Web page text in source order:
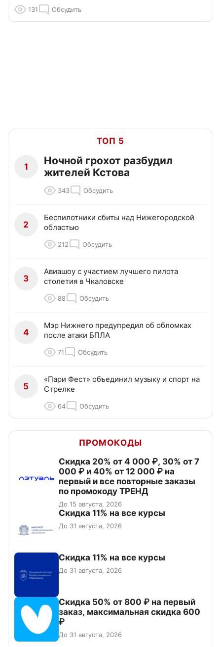
131 Обсудить
ТОП 5
1
Ночной грохот разбудил
жителей Кстова
343 Обсудить
2
Беспилотники сбиты над Нижегородской
областью
212 Обсудить
3
Авиашоу с участием лучшего пилота
столетия в Чкаловске
88 Обсудить
4
Мэр Нижнего предупредил об обломках
после атаки БПЛА
71 Обсудить
5
«Пари Фест» объединил музыку и спорт на
Стрелке
64 Обсудить
ПРОМОКОДЫ
Скидка 20% от 4 000 ₽, 30% от 7
000 ₽ и 40% от 12 000 ₽ на
первый и все повторные заказы
по промокоду ТРЕНД
До 15 августа, 2026
Скидка 11% на все курсы
До 31 августа, 2026
Скидка 11% на все курсы
До 31 августа, 2026
Скидка 50% от 800 ₽ на первый
заказ, максимальная скидка 600
₽
До 31 августа, 2026